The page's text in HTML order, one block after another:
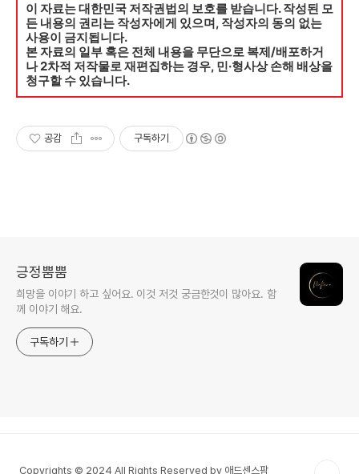
이 자료는 대한민국 저작권법의 보호를 받습니다. 작성된 모
든 내용의 권리는 작성자에게 있으며, 작성자의 동의 없는
사용이 금지됩니다.
본 자료의 일부 혹은 전체 내용을 무단으로 복제/배포하거
나 2차적 저작물로 재편집하는 경우, 민·형사상 손해 배상을
청구할 수 있습니다.
공감 구독하기
긍정뿜뿜
희망을 이야기 하고 싶어요. 이것 저것 궁금한것이 많아요. 함
께 이야기 해요.
구독하기
Copyrights © 2024 All Rights Reserved by 애드센스팜